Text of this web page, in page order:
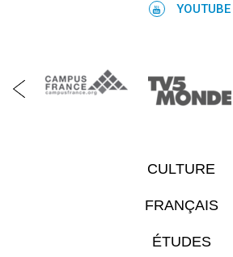
YOUTUBE
CULTURE
FRANÇAIS
ÉTUDES